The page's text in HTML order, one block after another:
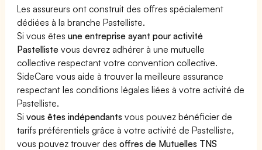
Les assureurs ont construit des offres spécialement
dédiées à la branche Pastelliste.
Si vous êtesune entreprise ayant pour activité
Pastelliste vous devrez adhérer à une mutuelle
collective respectant votre convention collective.
SideCare vous aide à trouver la meilleure assurance
respectant les conditions légales liées à votre activité de
Pastelliste.
Sivous êtes indépendants vous pouvez bénéficier de
tarifs préférentiels grâce à votre activité de Pastelliste,
vous pouvez trouver desoffres de Mutuelles TNS